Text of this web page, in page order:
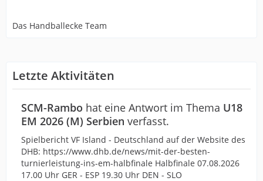
Das Handballecke Team
Letzte Aktivitäten
SCM-Rambo hat eine Antwort im Thema U18
EM 2026 (M) Serbien verfasst.
Spielbericht VF Island - Deutschland auf der Website des
DHB: https://www.dhb.de/news/mit-der-besten-
turnierleistung-ins-em-halbfinale Halbfinale 07.08.2026
17.00 Uhr GER - ESP 19.30 Uhr DEN - SLO